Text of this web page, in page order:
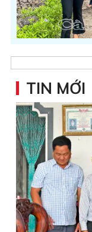
TIN MỚI